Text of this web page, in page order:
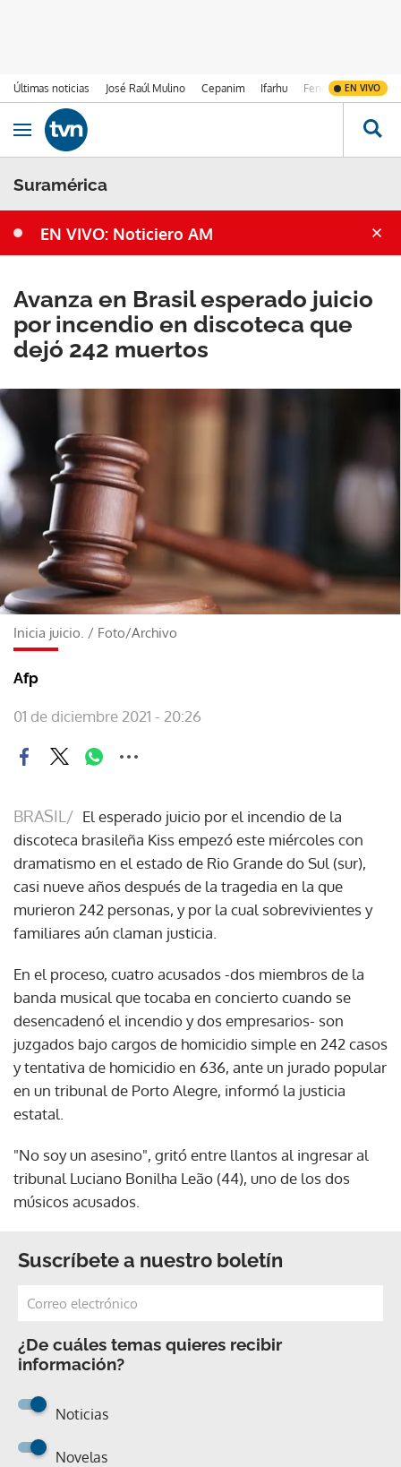
Últimas noticias José Raúl Mulino Cepanim Ifarhu Fenómeno de El
EN VIVO
Ir al contenido
Obrir navegació
Suramérica
EN VIVO: Noticiero AM
Avanza en Brasil esperado juicio
por incendio en discoteca que
dejó 242 muertos
Inicia juicio. / Foto/Archivo
Afp
01 de diciembre 2021 - 20:26
BRASIL/ El esperado juicio por el incendio de la
discoteca brasileña Kiss empezó este miércoles con
dramatismo en el estado de Rio Grande do Sul (sur),
casi nueve años después de la tragedia en la que
murieron 242 personas, y por la cual sobrevivientes y
familiares aún claman justicia.
En el proceso, cuatro acusados -dos miembros de la
banda musical que tocaba en concierto cuando se
desencadenó el incendio y dos empresarios- son
juzgados bajo cargos de homicidio simple en 242 casos
y tentativa de homicidio en 636, ante un jurado popular
en un tribunal de Porto Alegre, informó la justicia
estatal.
"No soy un asesino", gritó entre llantos al ingresar al
tribunal Luciano Bonilha Leão (44), uno de los dos
músicos acusados.
Suscríbete a nuestro boletín
¿De cuáles temas quieres recibir
información?
Noticias
Novelas